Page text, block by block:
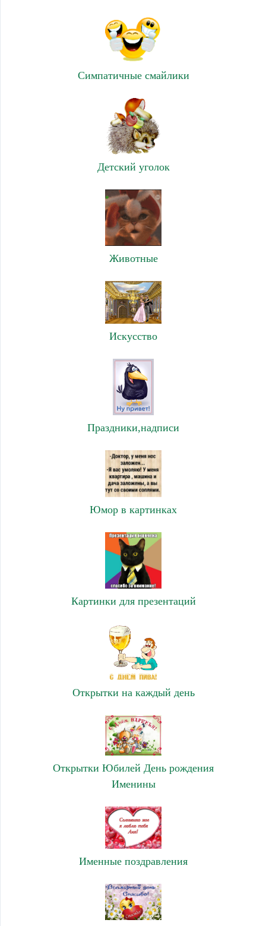
Симпатичные смайлики
Детский уголок
Животные
Искусство
Праздники,надписи
Юмор в картинках
Картинки для презентаций
Открытки на каждый день
Открытки Юбилей День рождения
Именины
Именные поздравления